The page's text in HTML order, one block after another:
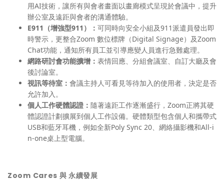
用AI技術，讓所有與會者畫面以畫廊模式呈現於會議中，提升
辦公室及遠距與會者的溝通體驗。
E911（增強型911）： 可同時向安全小組及911派遣員發出即
時警示，更整合Zoom 數位標牌（Digital Signage）及Zoom
Chat功能，通知所有員工並引導應變人員進行急難處理。
網路研討會功能擴增： 表情回應、分組會議室、自訂大廳及會
後討論室。
視訊等待室： 會議主持人可看見等待加入的使用者，決定是否
允許加入。
個人工作硬體認證： 隨著遠距工作逐漸盛行，Zoom正將其硬
體認證計劃擴展到個人工作設備。硬體類型包含個人和攜帶式
USB和藍牙耳機，例如全新Poly Sync 20、網絡攝影機和All-i
n-one桌上型電腦。
Zoom Cares 與 永續發展